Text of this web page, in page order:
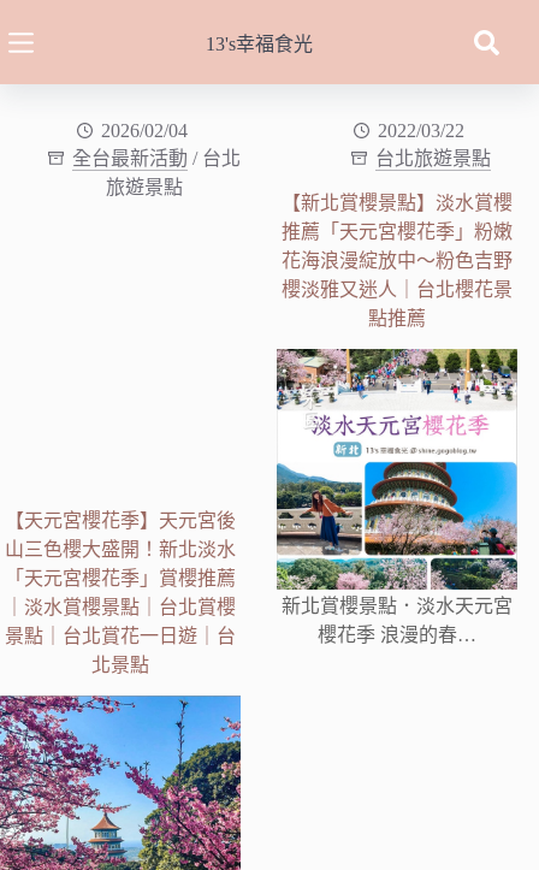
至
13's幸福食光
2026/02/04
全台最新活動 / 台北
旅遊景點
【天元宮櫻花季】天元宮後
山三色櫻大盛開！新北淡水
「天元宮櫻花季」賞櫻推薦
｜淡水賞櫻景點｜台北賞櫻
景點｜台北賞花一日遊｜台
北景點
2022/03/22
台北旅遊景點
【新北賞櫻景點】淡水賞櫻
推薦「天元宮櫻花季」粉嫩
花海浪漫綻放中～粉色吉野
櫻淡雅又迷人｜台北櫻花景
點推薦
新北賞櫻景點．淡水天元宮
櫻花季 浪漫的春…